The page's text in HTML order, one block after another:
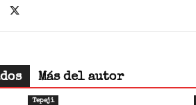
Más del autor
Tepeji